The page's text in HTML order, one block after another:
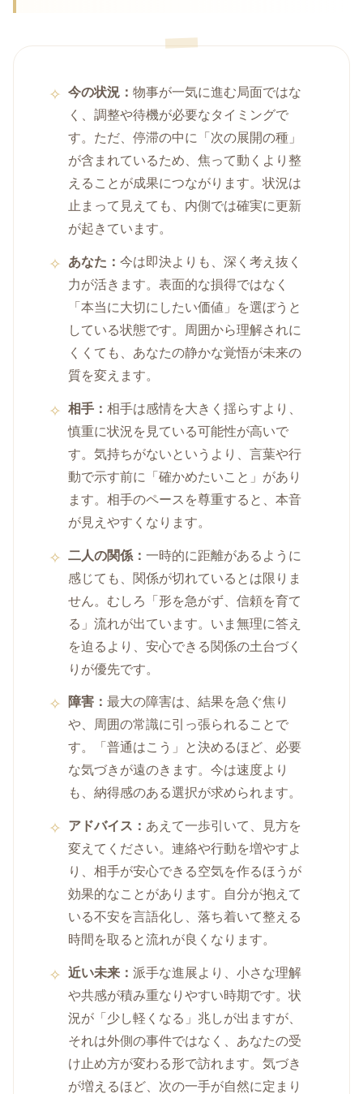
今の状況：物事が一気に進む局面ではな
く、調整や待機が必要なタイミングで
す。ただ、停滞の中に「次の展開の種」
が含まれているため、焦って動くより整
えることが成果につながります。状況は
止まって見えても、内側では確実に更新
が起きています。
あなた：今は即決よりも、深く考え抜く
力が活きます。表面的な損得ではなく
「本当に大切にしたい価値」を選ぼうと
している状態です。周囲から理解されに
くくても、あなたの静かな覚悟が未来の
質を変えます。
相手：相手は感情を大きく揺らすより、
慎重に状況を見ている可能性が高いで
す。気持ちがないというより、言葉や行
動で示す前に「確かめたいこと」があり
ます。相手のペースを尊重すると、本音
が見えやすくなります。
二人の関係：一時的に距離があるように
感じても、関係が切れているとは限りま
せん。むしろ「形を急がず、信頼を育て
る」流れが出ています。いま無理に答え
を迫るより、安心できる関係の土台づく
りが優先です。
障害：最大の障害は、結果を急ぐ焦り
や、周囲の常識に引っ張られることで
す。「普通はこう」と決めるほど、必要
な気づきが遠のきます。今は速度より
も、納得感のある選択が求められます。
アドバイス： あえて一歩引いて、見方を
変えてください。連絡や行動を増やすよ
り、相手が安心できる空気を作るほうが
効果的なことがあります。自分が抱えて
いる不安を言語化し、落ち着いて整える
時間を取ると流れが良くなります。
近い未来：派手な進展より、小さな理解
や共感が積み重なりやすい時期です。状
況が「少し軽くなる」兆しが出ますが、
それは外側の事件ではなく、あなたの受
け止め方が変わる形で訪れます。気づき
が増えるほど、次の一手が自然に定まり